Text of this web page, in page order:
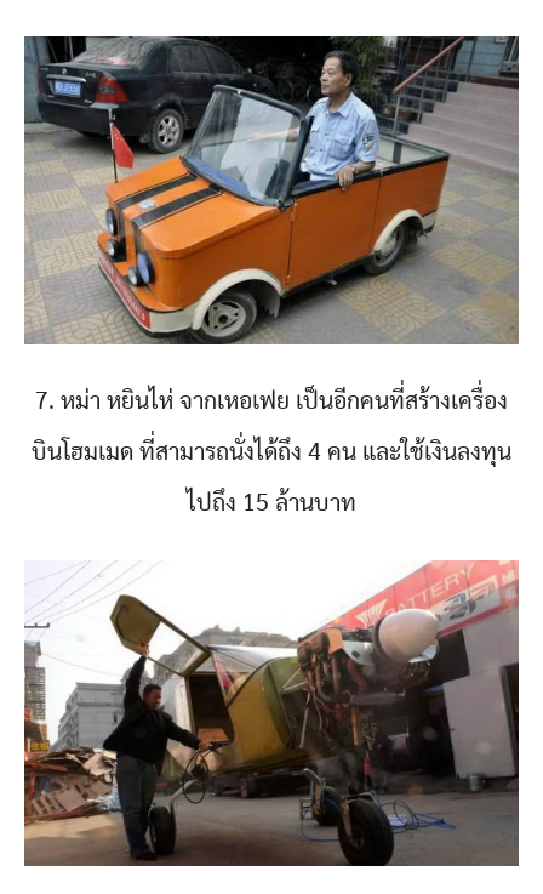
7. หม่า หยินไห่ จากเหอเฟย เป็นอีกคนที่สร้างเครื่อง
บินโฮมเมด ที่สามารถนั่งได้ถึง 4 คน และใช้เงินลงทุน
ไปถึง 15 ล้านบาท